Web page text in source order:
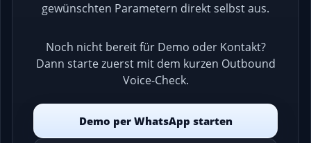
gewünschten Parametern direkt selbst aus.
Noch nicht bereit für Demo oder Kontakt?
Dann starte zuerst mit dem kurzen Outbound
Voice-Check.
Demo per WhatsApp starten